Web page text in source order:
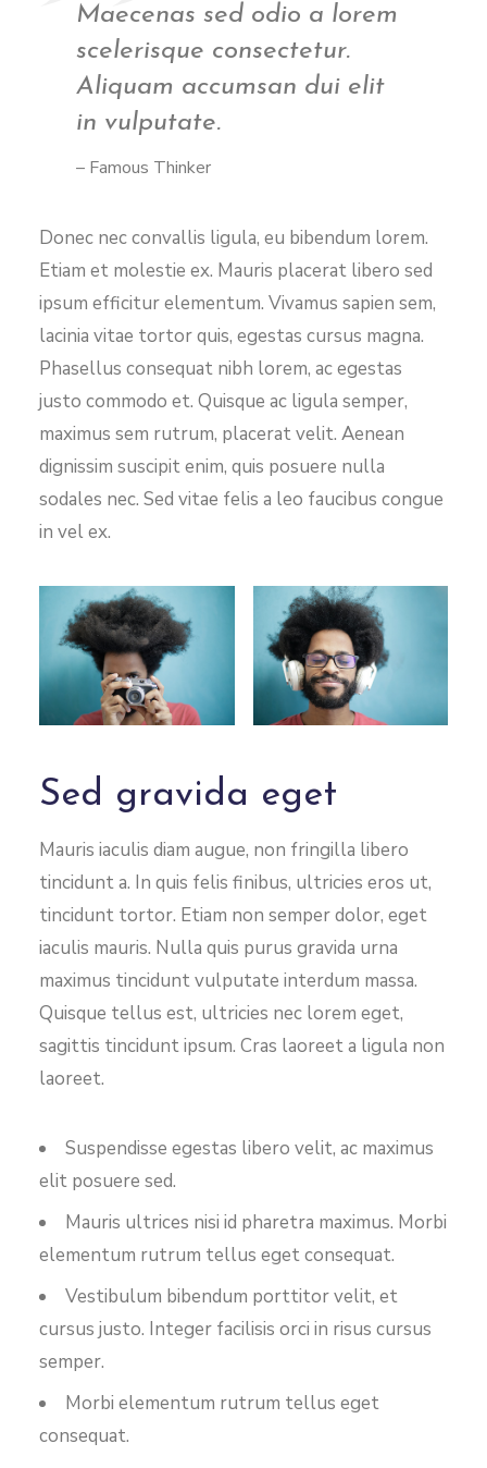
Maecenas sed odio a lorem
scelerisque consectetur.
Aliquam accumsan dui elit
in vulputate.
– Famous Thinker
Donec nec convallis ligula, eu bibendum lorem.
Etiam et molestie ex. Mauris placerat libero sed
ipsum efficitur elementum. Vivamus sapien sem,
lacinia vitae tortor quis, egestas cursus magna.
Phasellus consequat nibh lorem, ac egestas
justo commodo et. Quisque ac ligula semper,
maximus sem rutrum, placerat velit. Aenean
dignissim suscipit enim, quis posuere nulla
sodales nec. Sed vitae felis a leo faucibus congue
in vel ex.
Sed gravida eget
Mauris iaculis diam augue, non fringilla libero
tincidunt a. In quis felis finibus, ultricies eros ut,
tincidunt tortor. Etiam non semper dolor, eget
iaculis mauris. Nulla quis purus gravida urna
maximus tincidunt vulputate interdum massa.
Quisque tellus est, ultricies nec lorem eget,
sagittis tincidunt ipsum. Cras laoreet a ligula non
laoreet.
Suspendisse egestas libero velit, ac maximus
elit posuere sed.
Mauris ultrices nisi id pharetra maximus. Morbi
elementum rutrum tellus eget consequat.
Vestibulum bibendum porttitor velit, et
cursus justo. Integer facilisis orci in risus cursus
semper.
Morbi elementum rutrum tellus eget
consequat.